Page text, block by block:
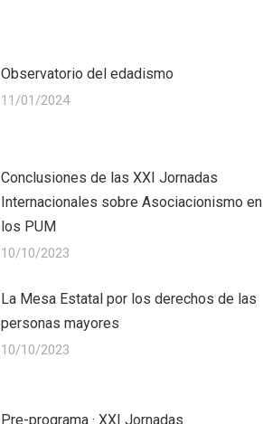
Observatorio del edadismo
11/01/2024
Conclusiones de las XXI Jornadas
Internacionales sobre Asociacionismo en
los PUM
10/10/2023
La Mesa Estatal por los derechos de las
personas mayores
10/10/2023
Pre-programa · XXI Jornadas